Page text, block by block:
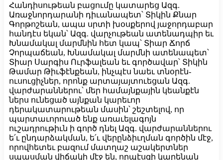
Հանդիսութեան բացումը կատարեց Ազգ.
Առաջնորդարանի դիւանապետ՝ Տիկին Քնար
Գորթոշեան, ապա սրտի խօսքերով յաջորդաբար
հանդէս եկան՝ Ազգ. վարչութեան ատենադպիր եւ
Խնամակալ մարմնին հետ կապ՝ Տիար Ճորճ
Չորպաճեան, Խնամակալ մարմնի ատենապետ՝
Տիար Սարգիս Ուրֆալեան եւ գործավար՝ Տիկին
Թամար Թիւֆէնքեան, ինչպէս նաեւ տնօրէն-
ուսուցիչներ, որոնք արտայայտուեցան Ազգ.
վարժարաններու՝ մեր համայնքային կեանքէն
ներս ունեցած այնքան կարեւոր
դերակատարութեան մասին՝ շեշտելով, որ
պարտաւորուած ենք առաւելագոյն
ուշադրութիւն ի գործ դնել Ազգ. վարժարաններու
ե՛ւ ընդարձակման, ե՛ւ վերընձիւղման գործին մէջ,
որովհետեւ բազում մատղաշ աշակերտներ
սպասման վիճակի մէջ են, որպէսզի կարենան